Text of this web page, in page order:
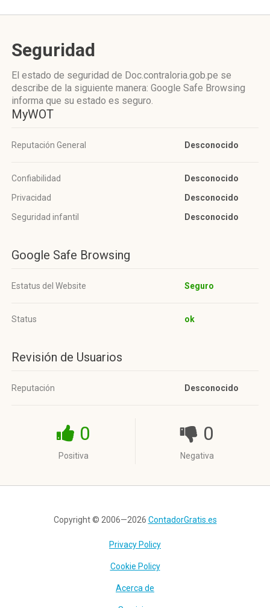
Seguridad
El estado de seguridad de Doc.contraloria.gob.pe se
describe de la siguiente manera: Google Safe Browsing
informa que su estado es seguro.
MyWOT
Reputación General Desconocido
Confiabilidad
Desconocido
Privacidad
Desconocido
Seguridad infantil
Desconocido
Google Safe Browsing
Estatus del Website Seguro
Status ok
Revisión de Usuarios
Reputación Desconocido
0
Positiva
0
Negativa
Copyright © 2006—2026 ContadorGratis.es
Privacy Policy
Cookie Policy
Acerca de